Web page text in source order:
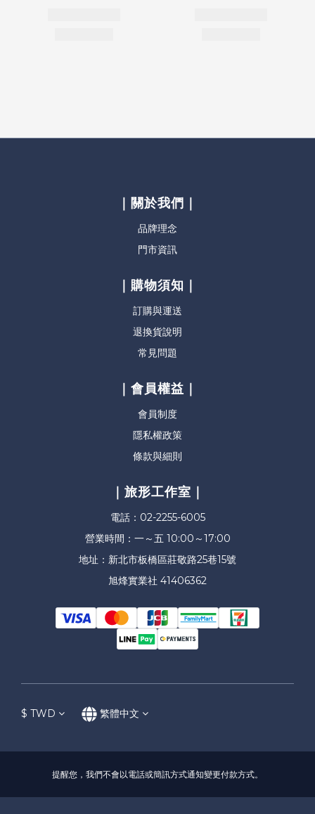
｜關於我們｜
品牌理念
門市資訊
｜購物須知｜
訂購與運送
退換貨說明
常見問題
｜會員權益｜
會員制度
隱私權政策
條款與細則
｜旅形工作室｜
電話：02-2255-6005
營業時間：一～五 10:00～17:00
地址：新北市板橋區莊敬路25巷15號
旭烽實業社 41406362
$ TWD 繁體中文
提醒您，我們不會以電話或簡訊方式通知變更付款方式。